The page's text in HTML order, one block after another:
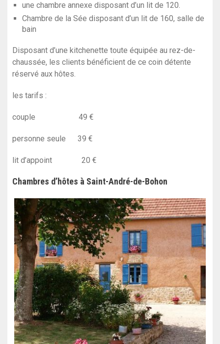
une chambre annexe disposant d’un lit de 120.
Chambre de la Sée disposant d’un lit de 160, salle de
bain
Disposant d’une kitchenette toute équipée au rez-de-
chaussée, les clients bénéficient de ce coin détente
réservé aux hôtes.
es tarifs :
couple 49 €
personne seule 39 €
lit d’appoint 20 €
Chambres d’hôtes à Saint-André-de-Bohon